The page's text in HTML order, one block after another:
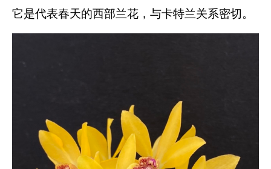
它是代表春天的西部兰花，与卡特兰关系密切。